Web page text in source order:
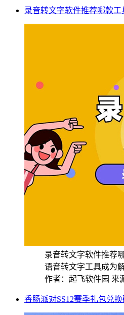
录音转文字软件推荐哪款工
录音转文字软件推荐
语音转文字工具成为
作者：起飞软件园 来
香肠派对SS12赛季礼包兑